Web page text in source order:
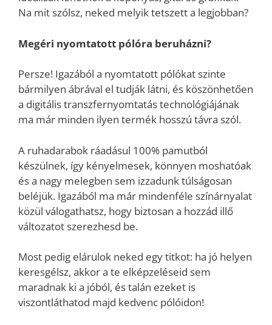
Na mit szólsz, neked melyik tetszett a legjobban?
Megéri nyomtatott pólóra beruházni?
Persze! Igazából a nyomtatott pólókat szinte
bármilyen ábrával el tudják látni, és köszönhetően
a digitális transzfernyomtatás technológiájának
ma már minden ilyen termék hosszú távra szól.
A ruhadarabok ráadásul 100% pamutból
készülnek, így kényelmesek, könnyen moshatóak
és a nagy melegben sem izzadunk túlságosan
beléjük. Igazából ma már mindenféle színárnyalat
közül válogathatsz, hogy biztosan a hozzád illő
változatot szerezhesd be.
Most pedig elárulok neked egy titkot: ha jó helyen
keresgélsz, akkor a te elképzeléseid sem
maradnak ki a jóból, és talán ezeket is
viszontláthatod majd kedvenc pólóidon!